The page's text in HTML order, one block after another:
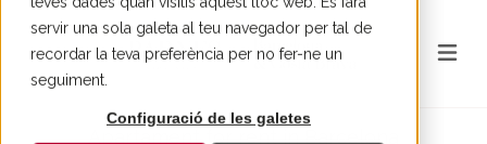
servir una sola galeta al teu navegador per tal de
recordar la teva preferència per no fer-ne un
seguiment.
Configuració de les galetes
Apartament for rent in Barcelona